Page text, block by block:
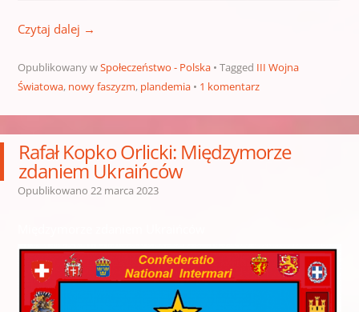
Czytaj dalej →
Opublikowany wSpołeczeństwo - Polska Tagged III Wojna
Światowa, nowy faszyzm, plandemia 1 komentarz
Rafał Kopko Orlicki: Międzymorze
zdaniem Ukraińców
Opublikowano 22 marca 2023